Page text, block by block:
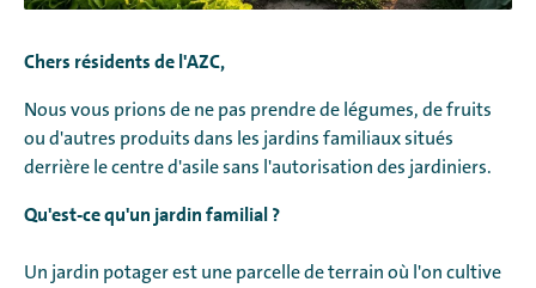
Chers résidents de l'AZC,
Nous vous prions de ne pas prendre de légumes, de fruits
ou d'autres produits dans les jardins familiaux situés
derrière le centre d'asile sans l'autorisation des jardiniers.
Qu'est-ce qu'un jardin familial ?
Un jardin potager est une parcelle de terrain où l'on cultive